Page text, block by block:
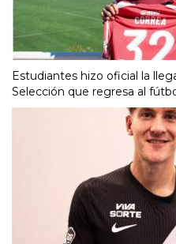
Estudiantes hizo oficial la
Selección que regresa al